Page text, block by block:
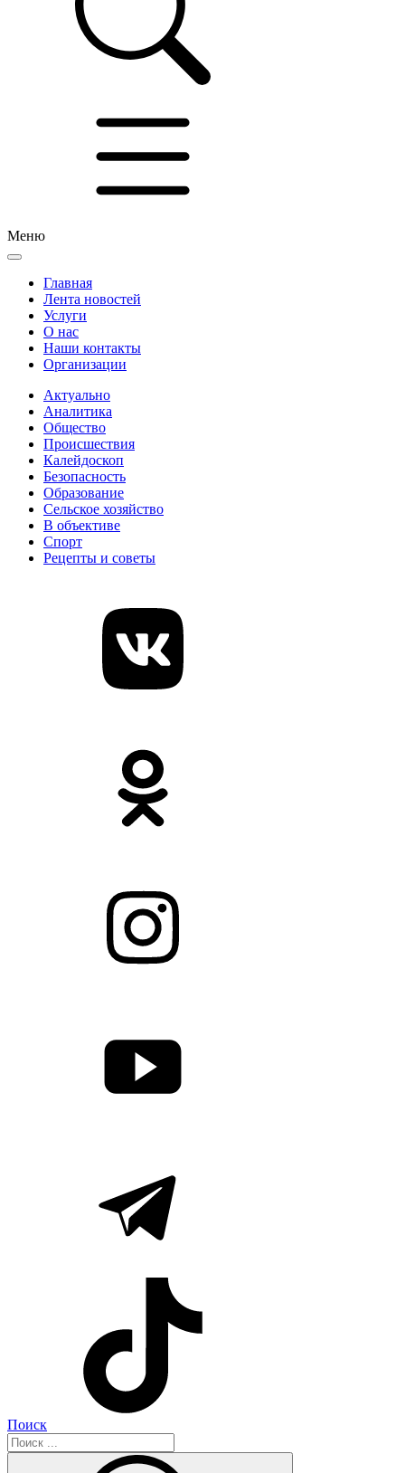
Меню
Главная
Лента новостей
Услуги
О нас
Наши контакты
Организации
Актуально
Аналитика
Общество
Происшествия
Калейдоскоп
Безопасность
Образование
Сельское хозяйство
В объективе
Спорт
Рецепты и советы
Поиск